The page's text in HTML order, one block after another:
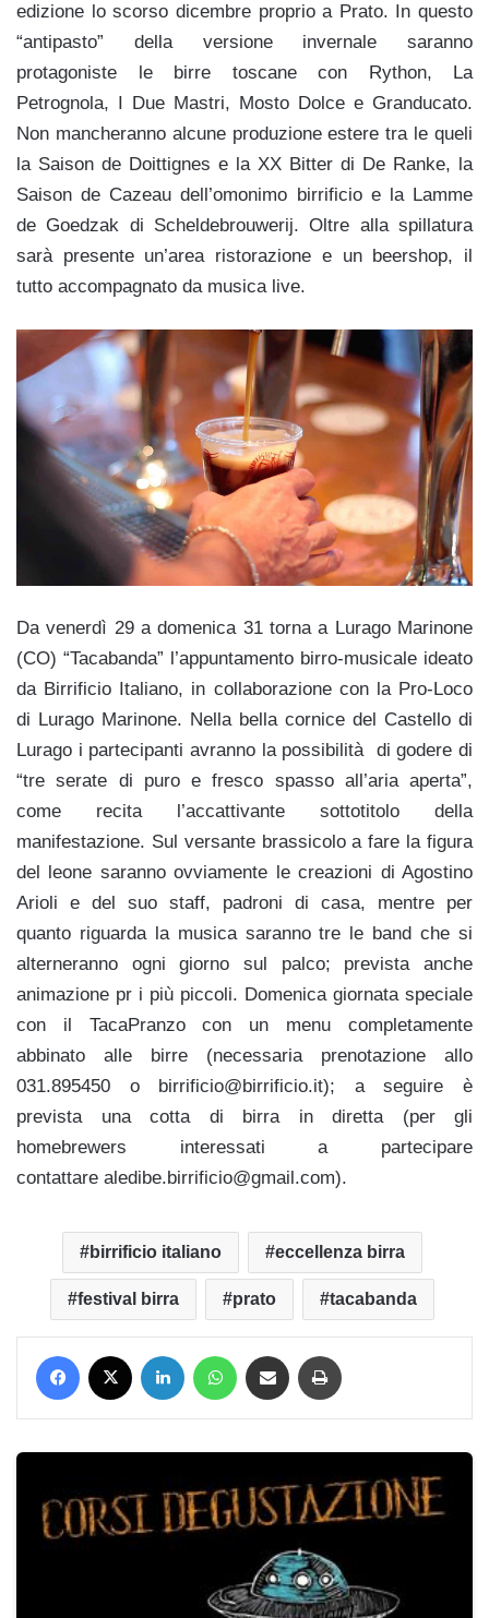
edizione lo scorso dicembre proprio a Prato. In questo
“antipasto” della versione invernale saranno
protagoniste le birre toscane con Rython, La
Petrognola, I Due Mastri, Mosto Dolce e Granducato.
Non mancheranno alcune produzione estere tra le queli
la Saison de Doittignes e la XX Bitter di De Ranke, la
Saison de Cazeau dell’omonimo birrificio e la Lamme
de Goedzak di Scheldebrouwerij. Oltre alla spillatura
sarà presente un’area ristorazione e un beershop, il
tutto accompagnato da musica live.
Da venerdì 29 a domenica 31 torna a Lurago Marinone
(CO) “Tacabanda” l’appuntamento birro-musicale ideato
da Birrificio Italiano, in collaborazione con la Pro-Loco
di Lurago Marinone. Nella bella cornice del Castello di
Lurago i partecipanti avranno la possibilità di godere di
“tre serate di puro e fresco spasso all’aria aperta”,
come recita l’accattivante sottotitolo della
manifestazione. Sul versante brassicolo a fare la figura
del leone saranno ovviamente le creazioni di Agostino
Arioli e del suo staff, padroni di casa, mentre per
quanto riguarda la musica saranno tre le band che si
alterneranno ogni giorno sul palco; prevista anche
animazione pr i più piccoli. Domenica giornata speciale
con il TacaPranzo con un menu completamente
abbinato alle birre (necessaria prenotazione allo
031.895450 o birrificio@birrificio.it); a seguire è
prevista una cotta di birra in diretta (per gli
homebrewers interessati a partecipare
contattare aledibe.birrificio@gmail.com).
birrificio italiano eccellenza birra
festival birra prato tacabanda
Facebook LinkedIn WhatsApp Condividi via mail